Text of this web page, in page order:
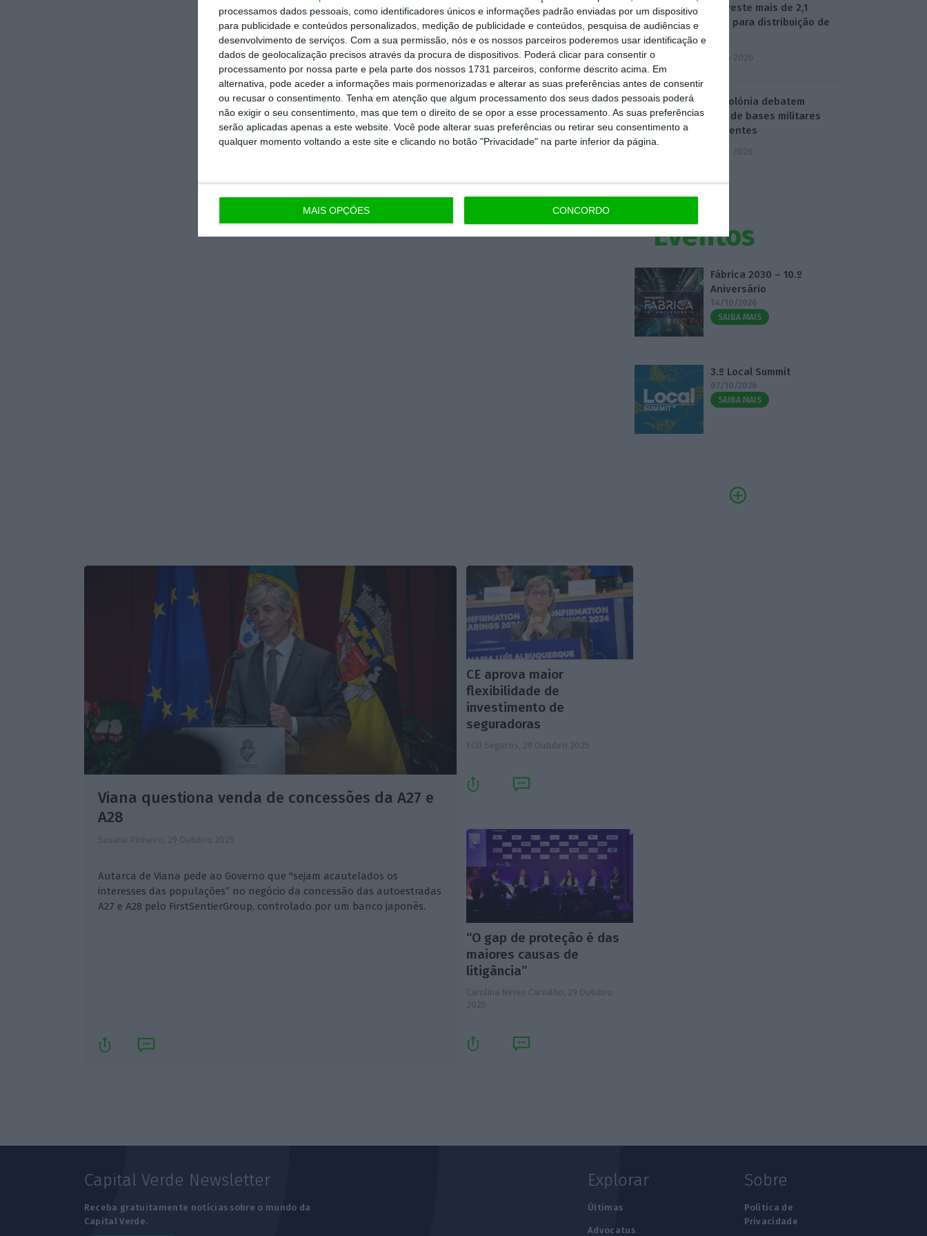
processamos dados pessoais, como identificadores únicos e informações padrão enviadas por um dispositivo
para publicidade e conteúdos personalizados, medição de publicidade e conteúdos, pesquisa de audiências e
desenvolvimento de serviços. Com a sua permissão, nós e os nossos parceiros poderemos usar identificação e
dados de geolocalização precisos através da procura de dispositivos. Poderá clicar para consentir o
processamento por nossa parte e pela parte dos nossos 1731 parceiros, conforme descrito acima. Em
alternativa, pode aceder a informações mais pormenorizadas e alterar as suas preferências antes de consentir
ou recusar o consentimento. Tenha em atenção que algum processamento dos seus dados pessoais poderá
não exigir o seu consentimento, mas que tem o direito de se opor a esse processamento. As suas preferências
serão aplicadas apenas a este website. Você pode alterar suas preferências ou retirar seu consentimento a
qualquer momento voltando a este site e clicando no botão "Privacidade" na parte inferior da página.
MAIS OPÇÕES CONCORDO
Beja investe mais de 2,1
milhões para distribuição de
água
4 Agosto 2026
EUA e Polónia debatem
criação de bases militares
permanentes
5 Agosto 2026
Eventos
Fábrica 2030 – 10.º
Aniversário
14/10/2026
SAIBA MAIS
3.º Local Summit
07/10/2026
SAIBA MAIS
Viana questiona venda de concessões da A27 e
A28
Susana Pinheiro, 29 Outubro 2025
Autarca de Viana pede ao Governo que "sejam acautelados os
interesses das populações” no negócio da concessão das autoestradas
A27 e A28 pelo FirstSentierGroup, controlado por um banco japonês.
CE aprova maior
flexibilidade de
investimento de
seguradoras
ECO Seguros, 29 Outubro 2025
“O gap de proteção é das
maiores causas de
litigância”
Carolina Neves Carvalho,
29 Outubro
2025
Capital Verde Newsletter
Receba gratuitamente notícias sobre o mundo da
Capital Verde.
Explorar
Últimas
Advocatus
Sobre
Política de
Privacidade